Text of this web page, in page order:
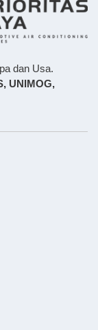
dan Usa.
UNIMOG,